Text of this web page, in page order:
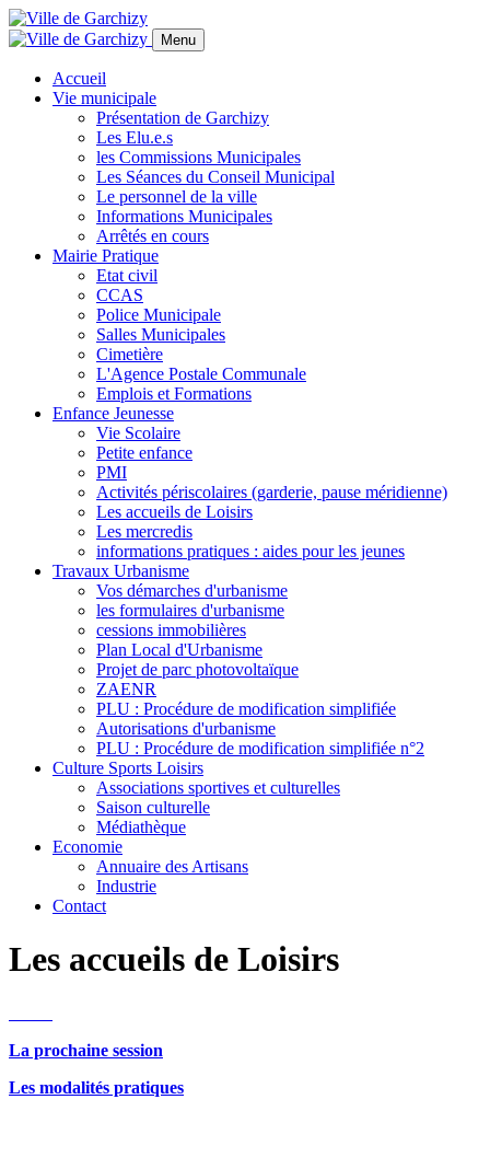
Menu
Accueil
Vie municipale
Présentation de Garchizy
Les Elu.e.s
les Commissions Municipales
Les Séances du Conseil Municipal
Le personnel de la ville
Informations Municipales
Arrêtés en cours
Mairie Pratique
Etat civil
CCAS
Police Municipale
Salles Municipales
Cimetière
L'Agence Postale Communale
Emplois et Formations
Enfance Jeunesse
Vie Scolaire
Petite enfance
PMI
Activités périscolaires (garderie, pause méridienne)
Les accueils de Loisirs
Les mercredis
informations pratiques : aides pour les jeunes
Travaux Urbanisme
Vos démarches d'urbanisme
les formulaires d'urbanisme
cessions immobilières
Plan Local d'Urbanisme
Projet de parc photovoltaïque
ZAENR
PLU : Procédure de modification simplifiée
Autorisations d'urbanisme
PLU : Procédure de modification simplifiée n°2
Culture Sports Loisirs
Associations sportives et culturelles
Saison culturelle
Médiathèque
Economie
Annuaire des Artisans
Industrie
Contact
Les accueils de Loisirs
La prochaine session
Les modalités pratiques
Panneau de gestion des cookies